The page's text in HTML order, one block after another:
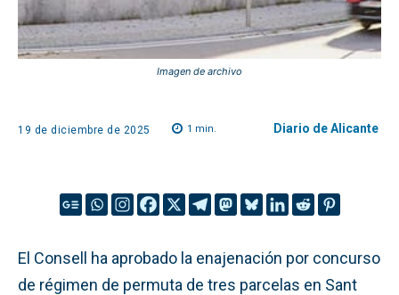
Imagen de archivo
19 de diciembre de 2025 1 min. Diario de Alicante
El Consell ha aprobado la enajenación por concurso
de régimen de permuta de tres parcelas en Sant